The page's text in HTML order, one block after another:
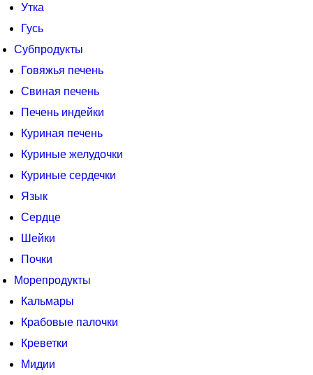
Утка
Гусь
Субпродукты
Говяжья печень
Свиная печень
Печень индейки
Куриная печень
Куриные желудочки
Куриные сердечки
Язык
Сердце
Шейки
Почки
Морепродукты
Кальмары
Крабовые палочки
Креветки
Мидии